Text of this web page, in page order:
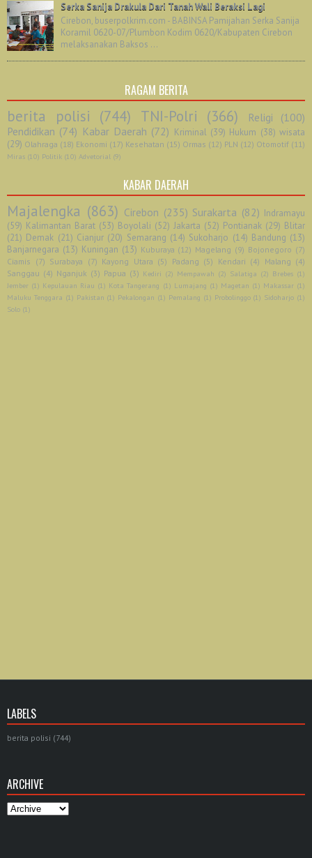
Serka Sanija Drakula Dari Tanah Wali Beraksi Lagi
Cirebon, buserpolkrim.com - BABINSA Pamijahan Serka Sanija
Koramil 0620-07/Plumbon Kodim 0620/Kabupaten Cirebon
melaksanakan Baksos ...
RAGAM BERITA
berita polisi (744) TNI-Polri (366) Religi
(100)
Pendidikan (74) Kabar Daerah (72) Kriminal (39) Hukum (38) wisata
(29) Olahraga (18) Ekonomi (17) Kesehatan (15) Ormas (12) PLN (12) Otomotif (11)
Miras (10) Politik (10) Advetorial (9)
KABAR DAERAH
Majalengka (863) Cirebon (235) Surakarta (82) Indramayu
(59) Kalimantan Barat (53) Boyolali (52) Jakarta (52) Pontianak (29) Blitar
(21) Demak (21) Cianjur (20) Semarang (14) Sukoharjo (14) Bandung (13)
Banjarnegara (13) Kuningan (13) Kuburaya (12) Magelang (9) Bojonegoro (7)
Ciamis (7) Surabaya (7) Kayong Utara (5) Padang (5) Kendari (4) Malang (4)
Sanggau (4) Nganjuk (3) Papua (3) Kediri (2) Mempawah (2) Salatiga (2) Brebes (1)
Jember (1) Kepulauan Riau (1) Kota Tangerang (1) Lumajang (1) Magetan (1) Makassar (1)
Maluku Tenggara (1) Pakistan (1) Pekalongan (1) Pemalang (1) Probolinggo (1) Sidoharjo (1)
Solo (1)
LABELS
berita polisi (744)
ARCHIVE